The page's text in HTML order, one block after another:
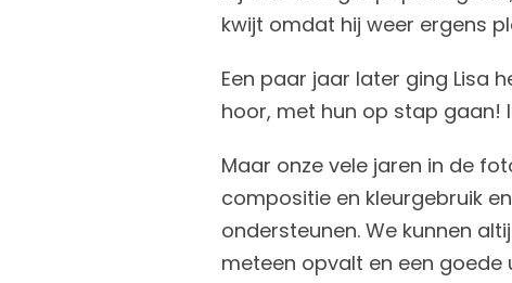
kwijt omdat hij weer ergens
Een paar jaar later ging Lisa
hoor, met hun op stap gaan!
Maar onze vele jaren in de
compositie en kleurgebruik
ondersteunen. We kunnen
meteen opvalt en een goede